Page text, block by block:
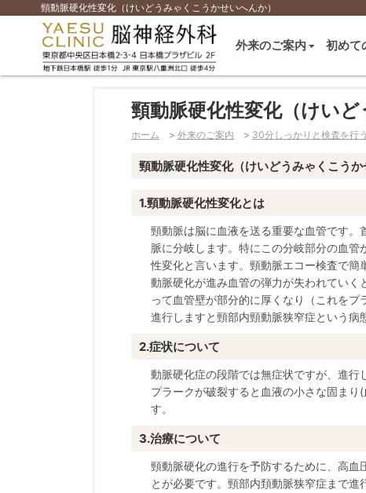
頸動脈硬化性変化（けいどうみゃくこうかせいへんか）
外来のご案内 初めて
頸動脈硬化性変化（けい
ホーム > 外来のご案内 > 30分しっかりと検査を行
頸動脈硬化性変化（けいどうみゃくこうか
頸動脈硬化性変化とは
頸動脈は脳に血液を送る重要な血管です
脈に分岐します。特にこの分岐部分の血
性変化と言います。頸動脈エコー検査で簡
動脈硬化が進み血管の弾力が失われていく
って血管壁が部分的に厚くなり（これを
進行しますと頸部内頸動脈狭窄症という病
症状について
動脈硬化症の段階では無症状ですが、進
プラークが破裂すると血液の小さな固ま
す。
治療について
頸動脈硬化の進行を予防するために、高血
とが必要です。頸部内頚動脈狭窄症まで